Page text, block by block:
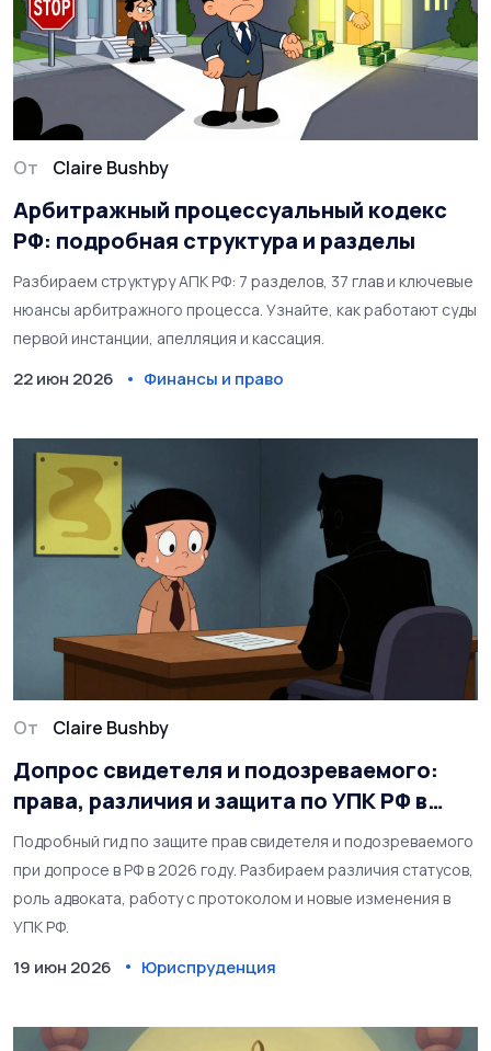
От Claire Bushby
Арбитражный процессуальный кодекс
РФ: подробная структура и разделы
Разбираем структуру АПК РФ: 7 разделов, 37 глав и ключевые
нюансы арбитражного процесса. Узнайте, как работают суды
первой инстанции, апелляция и кассация.
22 июн 2026 Финансы и право
От Claire Bushby
Допрос свидетеля и подозреваемого:
права, различия и защита по УПК РФ в
2026 году
Подробный гид по защите прав свидетеля и подозреваемого
при допросе в РФ в 2026 году. Разбираем различия статусов,
роль адвоката, работу с протоколом и новые изменения в
УПК РФ.
19 июн 2026 Юриспруденция